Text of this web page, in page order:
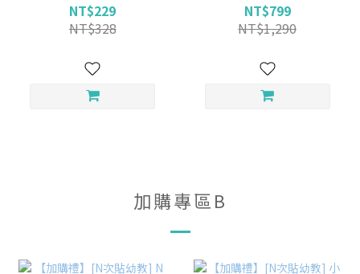
NT$229
NT$328
NT$799
NT$1,290
加購專區B